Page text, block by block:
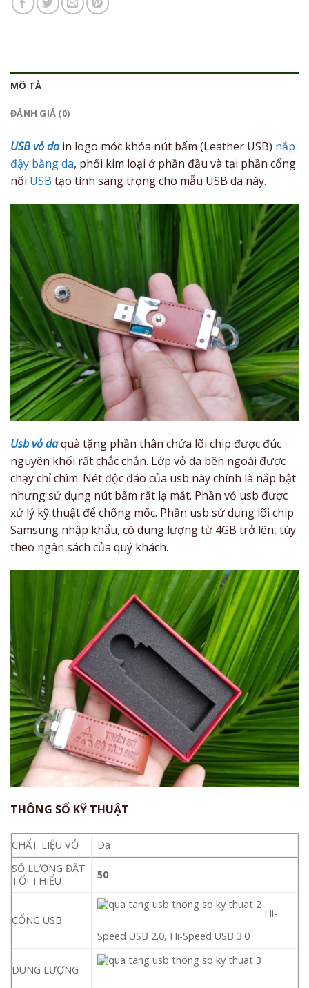
MÔ TẢ
ĐÁNH GIÁ (0)
USB vỏ dain logo móc khóa nút bấm (Leather USB) nắp
đậy bằng da, phối kim loại ở phần đầu và tại phần cổng
nối USB tạo tính sang trọng cho mẫu USB da này.
Usb vỏ daquà tặng phần thân chứa lõi chip được đúc
nguyên khối rất chắc chắn. Lớp vỏ da bên ngoài được
chạy chỉ chìm. Nét độc đáo của usb này chính là nắp bật
nhưng sử dụng nút bấm rất lạ mắt. Phần vỏ usb được
xử lý kỹ thuật để chống mốc. Phần usb sử dụng lõi chip
Samsung nhập khẩu, có dung lượng từ 4GB trở lên, tùy
theo ngân sách của quý khách.
THÔNG SỐ KỸ THUẬT
CHẤT LIỆU VỎ
Da
SỐ LƯỢNG ĐẶT
TỐI THIỂU
50
CỔNG USB
Hi-
Speed USB 2.0, Hi-Speed USB 3.0
DUNG LƯỢNG